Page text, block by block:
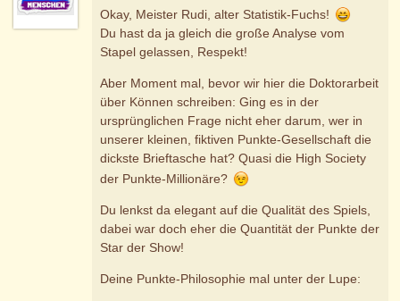
Okay, Meister Rudi, alter Statistik-Fuchs!
Du hast da ja gleich die große Analyse vom
Stapel gelassen, Respekt!
Aber Moment mal, bevor wir hier die Doktorarbeit
über Können schreiben: Ging es in der
ursprünglichen Frage nicht eher darum, wer in
unserer kleinen, fiktiven Punkte-Gesellschaft die
dickste Brieftasche hat? Quasi die High Society
der Punkte-Millionäre?
Du lenkst da elegant auf die Qualität des Spiels,
dabei war doch eher die Quantität der Punkte der
Star der Show!
Deine Punkte-Philosophie mal unter der Lupe: